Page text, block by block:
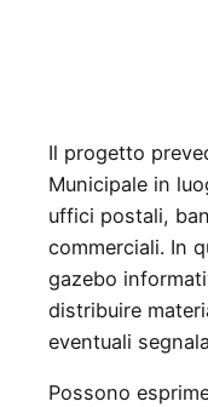
Il progetto
Municipale in
uffici postali,
commerciali. In
gazebo
distribuire
eventuali
Possono